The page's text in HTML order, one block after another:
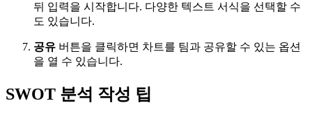
뒤 입력을 시작합니다. 다양한 텍스트 서식을 선택할 수
도 있습니다.
공유 버튼을 클릭하면 차트를 팀과 공유할 수 있는 옵션
을 열 수 있습니다.
SWOT 분석 작성 팁